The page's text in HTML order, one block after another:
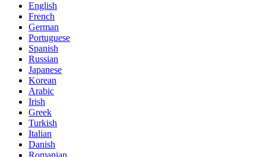
English
French
German
Portuguese
Spanish
Russian
Japanese
Korean
Arabic
Irish
Greek
Turkish
Italian
Danish